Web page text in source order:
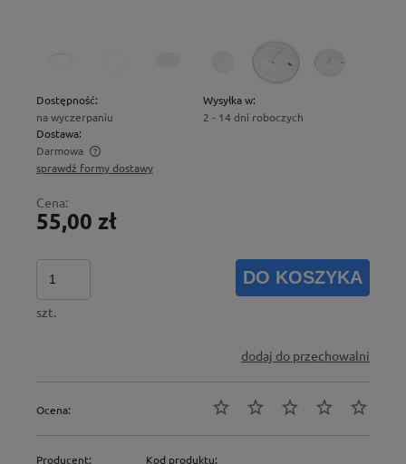
Dostępność:
na wyczerpaniu
Wysyłka w:
2 - 14 dni roboczych
Dostawa:
Darmowa
Cena nie zawiera ewentualnych kosztów płatności
sprawdź formy dostawy
Cena:
55,00 zł
szt.
DO KOSZYKA
dodaj do przechowalni
Ocena:
Producent: Kod produktu: